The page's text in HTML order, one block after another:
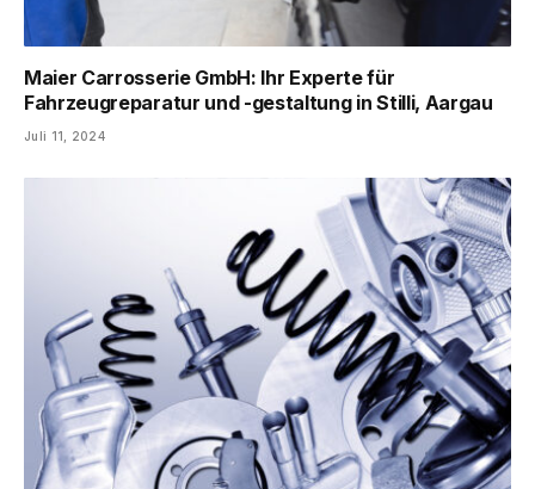
Maier Carrosserie GmbH: Ihr Experte für
Fahrzeugreparatur und -gestaltung in Stilli, Aargau
Juli 11, 2024